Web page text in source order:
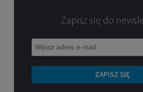
Zapisz się do
ZAPISZ SIĘ